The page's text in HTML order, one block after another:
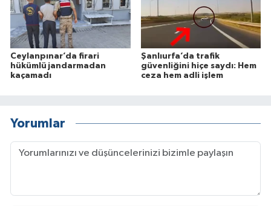
Ceylanpınar’da firari
hükümlü jandarmadan
kaçamadı
Şanlıurfa’da trafik
güvenliğini hiçe saydı: Hem
ceza hem adli işlem
Yorumlar